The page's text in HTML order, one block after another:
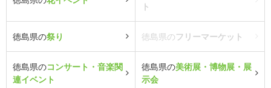
ト
徳島県の祭り 徳島県のフリーマーケット
徳島県のコンサート・音楽関
連イベント
徳島県の美術展・博物展・展
示会